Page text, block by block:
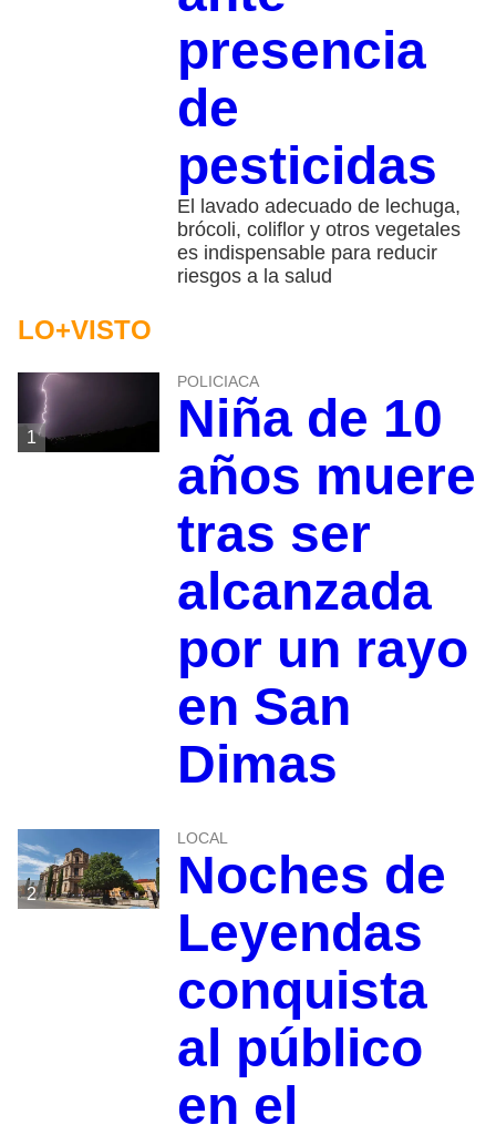
presencia
de
pesticidas
El lavado adecuado de lechuga,
brócoli, coliflor y otros vegetales
es indispensable para reducir
riesgos a la salud
LO+VISTO
1
POLICIACA
Niña de 10
años muere
tras ser
alcanzada
por un rayo
en San
Dimas
2
LOCAL
Noches de
Leyendas
conquista
al público
en el